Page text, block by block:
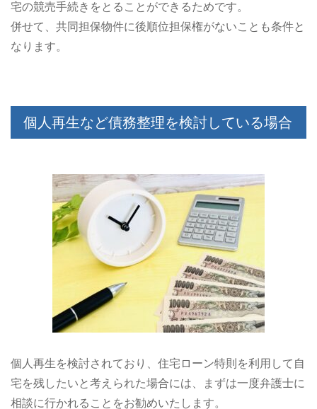
宅の競売手続きをとることができるためです。
併せて、共同担保物件に後順位担保権がないことも条件と
なります。
個人再生など債務整理を検討している場合
個人再生を検討されており、住宅ローン特則を利用して自
宅を残したいと考えられた場合には、まずは一度弁護士に
相談に行かれることをお勧めいたします。